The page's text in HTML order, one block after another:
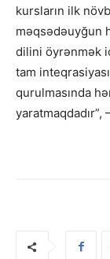
kursların ilk
məqsədəuyğun
dilini öyrənmək
tam
qurulmasında